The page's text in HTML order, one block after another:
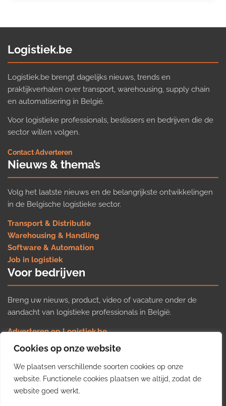
Cookies op onze website
We plaatsen verschillende soorten cookies op onze
website. Functionele cookies plaatsen we altijd, zodat de
website goed werkt.
Logistiek.be
Logistiek.be brengt dagelijks nieuws, trends en
praktijkverhalen over transport, warehousing, supply chain
en automatisering in België.
Voor logistieke professionals, beslissers en bedrijven die de
sector willen volgen.
Contact·Adverteren
Nieuws & thema’s
Volg het laatste nieuws en de belangrijkste ontwikkelingen
in de Belgische logistieke sector.
Transport & Distributie
Warehousing & Handling
Software & Automation
Job in logistiek
Voor bedrijven
Breng uw nieuws, product, video of vacature onder de
aandacht van logistieke professionals in België.
Adverteren op Logistiek.be
Nieuws insturen
Uw video op Logistiek.TV
Job plaatsen
Gratis wekelijkse update